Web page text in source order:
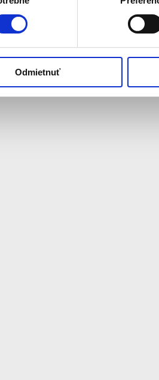
ste im poskytli
ich služby.
Odmietnuť